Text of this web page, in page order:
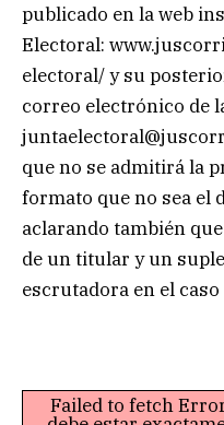
publicado en la web
Electoral:
electoral/ y su
correo electrónico de
que no se admitirá la
formato que no sea el
aclarando también
de un titular y un
escrutadora en el
Failed to fetch